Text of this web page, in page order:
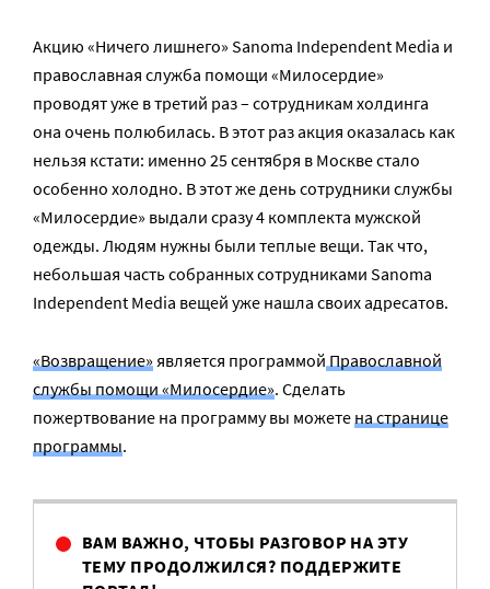
Акцию «Ничего лишнего» Sanoma Independent Media и
православная служба помощи «Милосердие»
проводят уже в третий раз – сотрудникам холдинга
она очень полюбилась. В этот раз акция оказалась как
нельзя кстати: именно 25 сентября в Москве стало
особенно холодно. В этот же день сотрудники службы
«Милосердие» выдали сразу 4 комплекта мужской
одежды. Людям нужны были теплые вещи. Так что,
небольшая часть собранных сотрудниками Sanoma
Independent Media вещей уже нашла своих адресатов.
«Возвращение»является программойПравославной
службы помощи «Милосердие». Сделать
пожертвование на программу вы можетена странице
программы.
ВАМ ВАЖНО, ЧТОБЫ РАЗГОВОР НА ЭТУ
ТЕМУ ПРОДОЛЖИЛСЯ? ПОДДЕРЖИТЕ